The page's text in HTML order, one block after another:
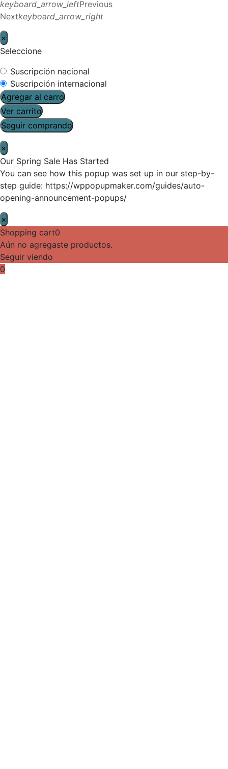
keyboard_arrow_leftPrevious
Nextkeyboard_arrow_right
×
Seleccione
Suscripción nacional
Suscripción internacional
Agregar al carro
Ver carrito
Seguir comprando
×
Our Spring Sale Has Started
You can see how this popup was set up in our step-by-
step guide: https://wppopupmaker.com/guides/auto-
opening-announcement-popups/
×
Shopping cart0
Aún no agregaste productos.
Seguir viendo
0